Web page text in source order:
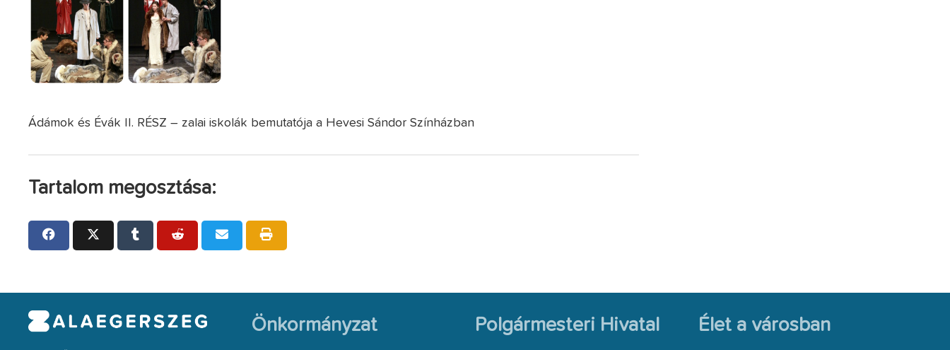
Ádámok és Évák II. RÉSZ – zalai iskolák bemutatója a Hevesi Sándor Színházban
Tartalom megosztása:
Önkormányzat Polgármesteri Hivatal Élet a városban